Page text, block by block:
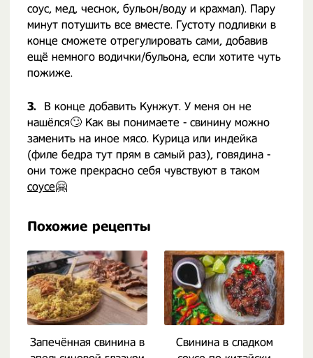
соус, мед, чеснок, бульон/воду и крахмал). Пару
минут потушить все вместе. Густоту подливки в
конце сможете отрегулировать сами, добавив
ещё немного водички/бульона, если хотите чуть
пожиже.
3.
В конце добавить Кунжут. У меня он не
нашёлся🙄 Как вы понимаете - свинину можно
заменить на иное мясо. Курица или индейка
(филе бедра тут прям в самый раз), говядина -
они тоже прекрасно себя чувствуют в таком
соусе🤗
Похожие рецепты
Запечённая свинина в
Свинина в сладком